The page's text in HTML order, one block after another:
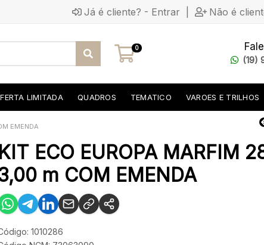
Já é cliente? - Entrar Não é
0
(19)
LIMITADA QUADROS TEMATICO VAROES E TRILHOS
EMENDA
KIT ECO EUROPA MARFIM
m COM EMENDA
1010286